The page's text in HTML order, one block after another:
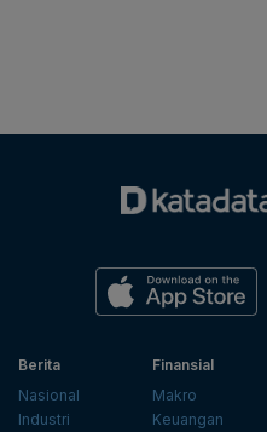
Berita
Nasional
Industri
Finansial
Makro
Keuangan